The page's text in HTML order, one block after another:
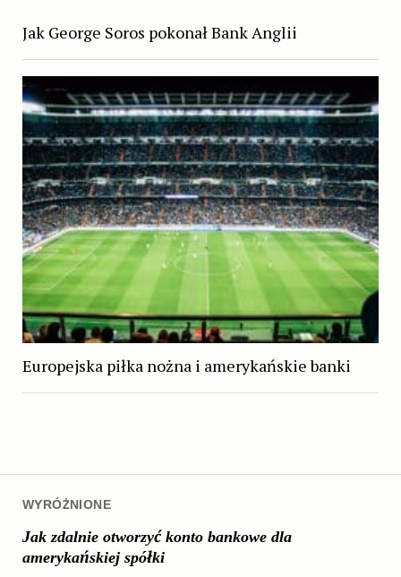
WYRÓŻNIONE
Jak zdalnie otworzyć konto bankowe dla
amerykańskiej spółki
Jak George Soros pokonał Bank Anglii
Europejska piłka nożna i amerykańskie banki